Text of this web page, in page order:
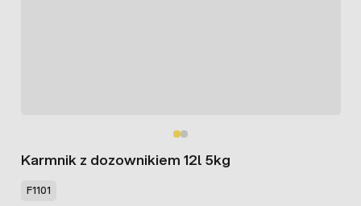
Karmnik z dozownikiem 12l 5kg
F1101